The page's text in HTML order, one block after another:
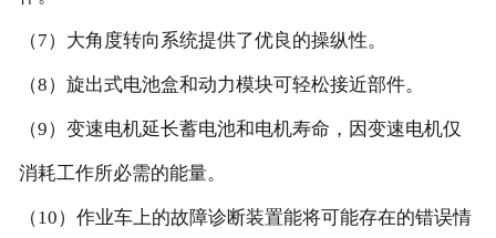
联系我们
（7）大角度转向系统提供了优良的操纵性。
（8）旋出式电池盒和动力模块可轻松接近部件。
（9）变速电机延长蓄电池和电机寿命，因变速电机仅
消耗工作所必需的能量。
（10）作业车上的故障诊断装置能将可能存在的错误情